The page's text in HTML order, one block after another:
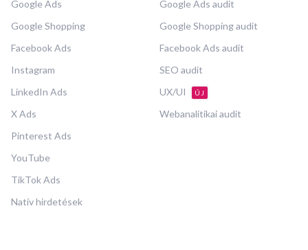
Google Ads
Google Shopping
Facebook Ads
Instagram
LinkedIn Ads
X Ads
Pinterest Ads
YouTube
TikTok Ads
Natív hirdetések
Google Ads audit
Google Shopping audit
Facebook Ads audit
SEO audit
UX/UI
ÚJ
Webanalitikai audit